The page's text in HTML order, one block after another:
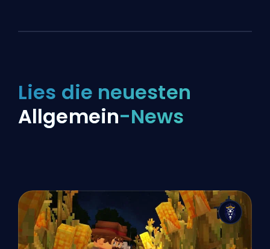
Lies die neuesten
Allgemein-News